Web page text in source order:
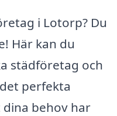
i Lotorp? Du
Här kan du
städföretag och
perfekta
behov har